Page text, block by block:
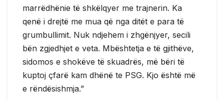
marrëdhënie të shkëlqyer me trajnerin. Ka
qenë i drejtë me mua që nga ditët e para të
grumbullimit. Nuk ndjehem i zhgënjyer, secili
bën zgjedhjet e veta. Mbështetja e të gjithëve,
sidomos e shokëve të skuadrës, më bëri të
kuptoj çfarë kam dhënë te PSG. Kjo është më
e rëndësishmja.”